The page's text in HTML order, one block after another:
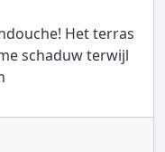
Het terras
schaduw terwijl